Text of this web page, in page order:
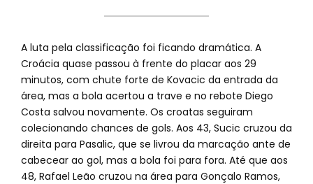
A luta pela classificação foi ficando dramática. A
Croácia quase passou à frente do placar aos 29
minutos, com chute forte de Kovacic da entrada da
área, mas a bola acertou a trave e no rebote Diego
Costa salvou novamente. Os croatas seguiram
colecionando chances de gols. Aos 43, Sucic cruzou da
direita para Pasalic, que se livrou da marcação ante de
cabecear ao gol, mas a bola foi para fora. Até que aos
48, Rafael Leão cruzou na área para Gonçalo Ramos,